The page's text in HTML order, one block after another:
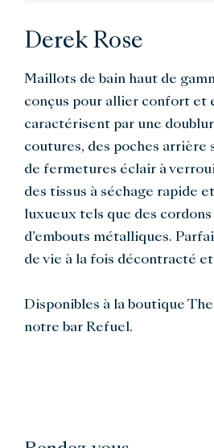
Derek Rose
Maillots de bain haut de
conçus pour allier confort et
caractérisent par une
coutures, des poches arrière
de fermetures éclair à
des tissus à séchage rapide
luxueux tels que des
d’embouts métalliques.
de vie à la fois décontracté
Disponibles à la boutique
notre bar Refuel.